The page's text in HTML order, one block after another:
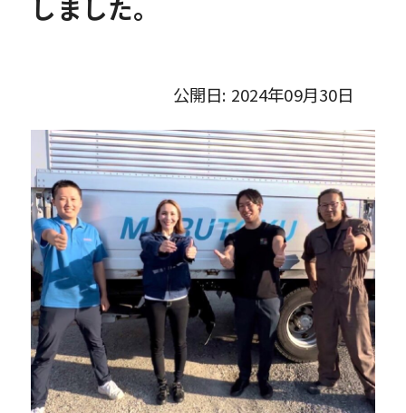
しました。
公開日: 2024年09月30日